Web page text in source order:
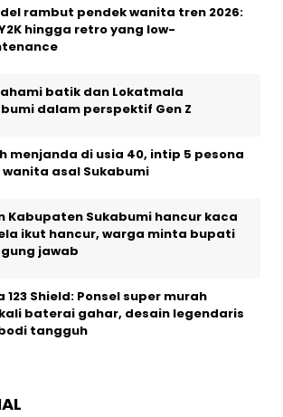
rambut pendek wanita tren 2026:
hingga retro yang low-
batik dan Lokatmala
dalam perspektif Gen Z
menjanda di usia 40, intip 5 pesona
asal Sukabumi
Kabupaten Sukabumi hancur kaca
ikut hancur, warga minta bupati
jawab
123 Shield: Ponsel super murah
baterai gahar, desain legendaris
tangguh